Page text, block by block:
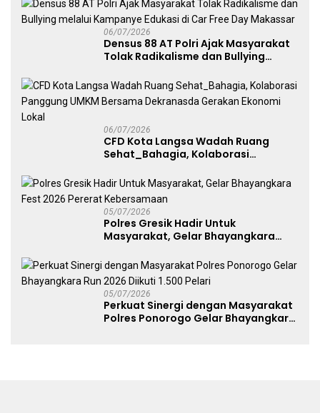
06/07/2026
Densus 88 AT Polri Ajak Masyarakat
Tolak Radikalisme dan Bullying
Free Day Makassar
06/07/2026
CFD Kota Langsa Wadah Ruang
Sehat_Bahagia, Kolaborasi
Dekranasda Gerakan Ekonomi Lokal
05/07/2026
Polres Gresik Hadir Untuk
Masyarakat, Gelar Bhayangkara
05/07/2026
Perkuat Sinergi dengan Masyarakat
Polres Ponorogo Gelar Bhayangkara